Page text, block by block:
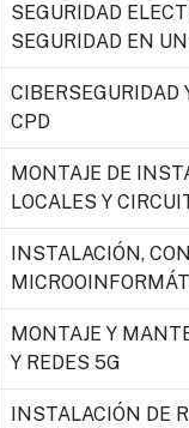
SEGURIDAD
SEGURIDAD EN
CIBERSEGURIDAD
CPD
MONTAJE DE
LOCALES Y
INSTALACIÓN,
MONTAJE Y
Y REDES 5G
INSTALACIÓN DE